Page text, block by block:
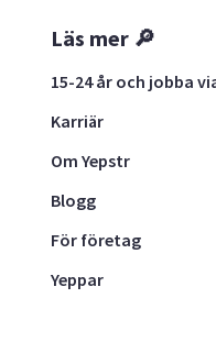
Läs mer 🔎
15-24 år och jobba
Karriär
Om Yepstr
Blogg
För företag
Yeppar